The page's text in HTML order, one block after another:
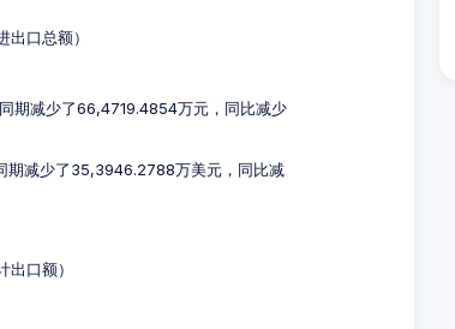
口总额）
期减少了66,4719.4854万元，同比减少
期减少了35,3946.2788万美元，同比减
口额）